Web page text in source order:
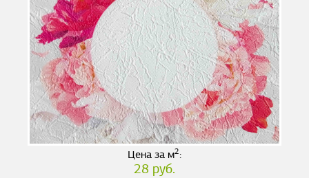
Цена за м2:
28 руб.